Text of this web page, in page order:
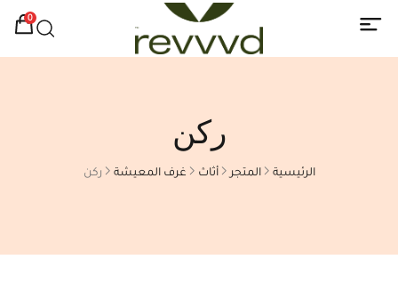
0
ركن
الرئيسية المتجر أثاث غرف المعيشة ركن